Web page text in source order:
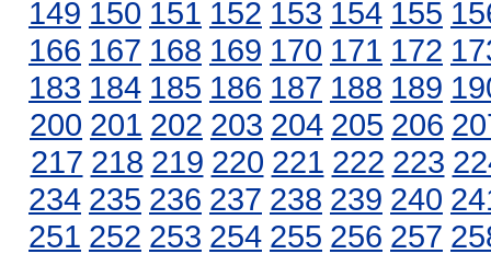
149 150 151 152 153 154 155
166 167 168 169 170 171 172
183 184 185 186 187 188 189
200 201 202 203 204 205 206
217 218 219 220 221 222 223
234 235 236 237 238 239 240
251 252 253 254 255 256 257